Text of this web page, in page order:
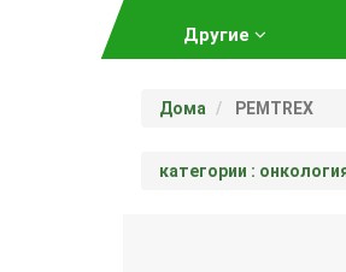
Другие
Дома PEMTREX
категории :